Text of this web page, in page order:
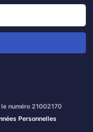
numéro 21002170
Personnelles